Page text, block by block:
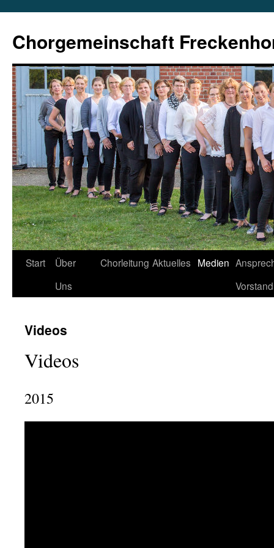
springen
Chorgemeinschaft
Start
Über
Uns
Chorleitung Aktuelles Medien
Vorstand
Videos
Videos
2015